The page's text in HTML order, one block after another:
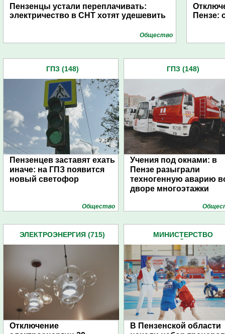
Пензенцы устали переплачивать:
электричество в СНТ хотят удешевить
Общество
Пензе:
ГПЗ (148)
Пензенцев заставят ехать
иначе: на ГПЗ появится
новый светофор
Общество
ГПЗ (148)
Учения под окнами: в
Пензе разыграли
техногенную аварию
дворе многоэтажки
ЭЛЕКТРОЭНЕРГИЯ (715)
Отключение
МИНИСТЕРСТВО
СПОРТА (496)
В Пензенской области